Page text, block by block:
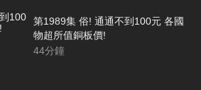
第1989集 俗! 通通不到100元 各國
物超所值銅板價!
44分鐘